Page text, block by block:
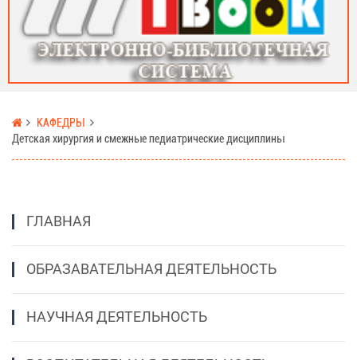
КАФЕДРЫ
Детская хирургия и смежные педиатрические дисциплины
ГЛАВНАЯ
ОБРАЗАВАТЕЛЬНАЯ ДЕЯТЕЛЬНОСТЬ
НАУЧНАЯ ДЕЯТЕЛЬНОСТЬ